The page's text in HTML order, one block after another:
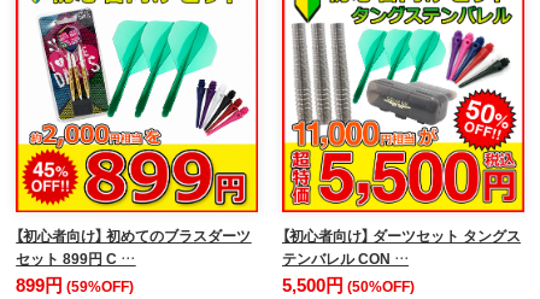
【初心者向け】 初めてのブラスダーツ
セット 899円 C …
899円(59%OFF)
【初心者向け】 ダーツセット タングス
テンバレル CON …
5,500円 (50%OFF)